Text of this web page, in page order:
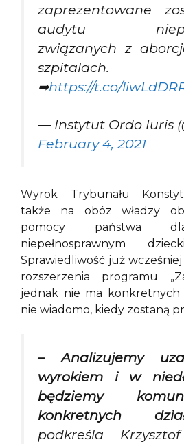
zaprezentowane
audytu
związanych z
szpitalach.
➡https://t.co/
— Instytut Ordo Iuris
February 4, 2021
Wyrok Trybunału
także na obóz władzy
pomocy państwa
niepełnosprawnym
Sprawiedliwość już wcześniej
rozszerzenia programu
jednak nie ma konkretnych
nie wiadomo, kiedy zostaną
– Analizujemy
wyrokiem i w
będziemy
konkretnych
podkreśla